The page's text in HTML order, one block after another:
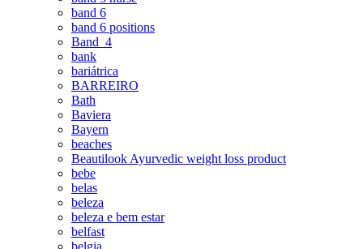
band 6
band 6 positions
Band_4
bank
bariátrica
BARREIRO
Bath
Baviera
Bayern
beaches
Beautilook Ayurvedic weight loss product
bebe
belas
beleza
beleza e bem estar
belfast
belgia